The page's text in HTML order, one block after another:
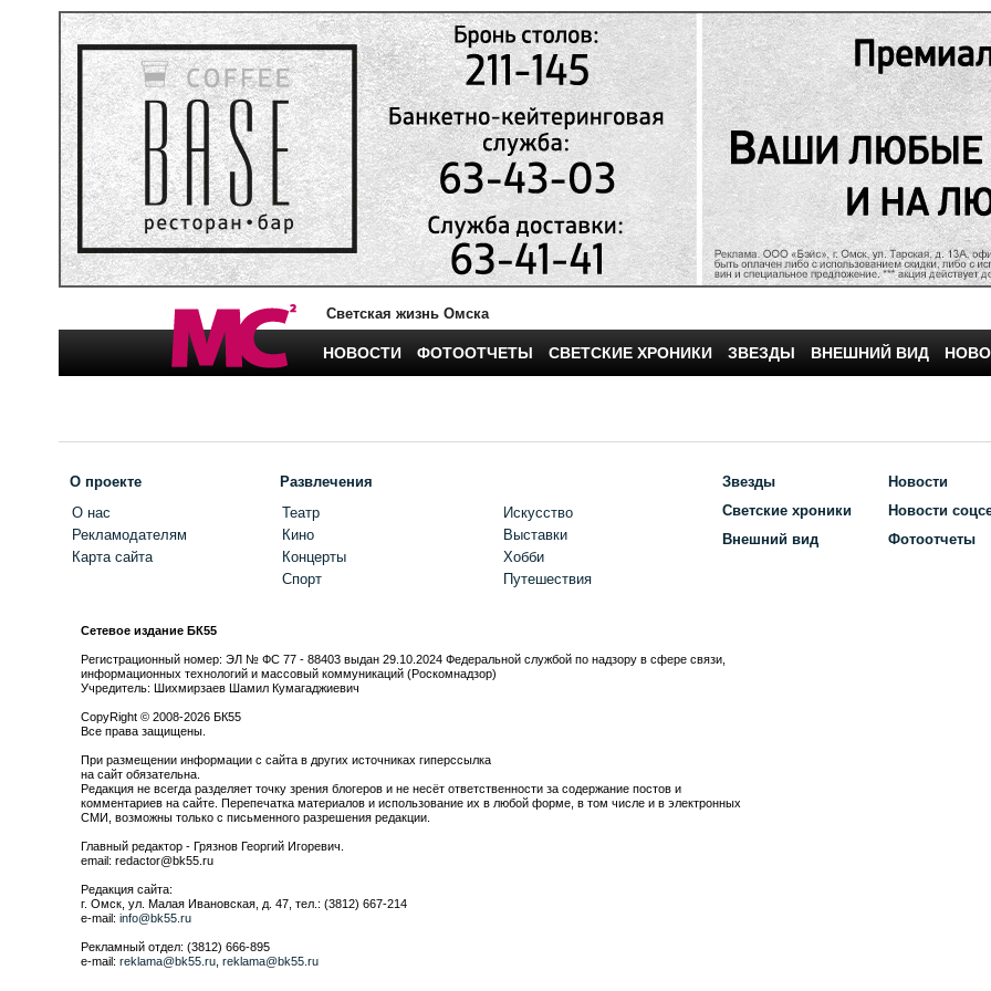
Светская жизнь Омска
НОВОСТИ ФОТООТЧЕТЫ СВЕТСКИЕ ХРОНИКИ ЗВЕЗДЫ ВНЕШНИЙ ВИД
О проекте
О нас
Рекламодателям
Карта сайта
Развлечения
Театр
Кино
Концерты
Спорт
Искусство
Выставки
Хобби
Путешествия
Звезды
Светские хроники
Внешний вид
Новости
Новости
Фотоотчеты
Сетевое издание БК55
Регистрационный номер: ЭЛ № ФС 77 - 88403 выдан 29.10.2024 Федеральной службой по надзору в сфере связи,
информационных технологий и массовый коммуникаций (Роскомнадзор)
Учредитель: Шихмирзаев Шамил Кумагаджиевич
CopyRight © 2008-2026 БК55
Все права защищены.
При размещении информации с сайта в других источниках гиперссылка
на сайт обязательна.
Редакция не всегда разделяет точку зрения блогеров и не несёт ответственности за содержание постов и
комментариев на сайте. Перепечатка материалов и использование их в любой форме, в том числе и в электронных
СМИ, возможны только с письменного разрешения редакции.
Главный редактор - Грязнов Георгий Игоревич.
email: redactor@bk55.ru
Редакция сайта:
г. Омск, ул. Малая Ивановская, д. 47, тел.: (3812) 667-214
e-mail: info@bk55.ru
Рекламный отдел: (3812) 666-895
e-mail: reklama@bk55.ru reklama@bk55.ru